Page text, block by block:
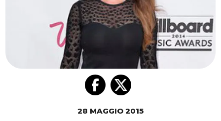
28 MAGGIO 2015